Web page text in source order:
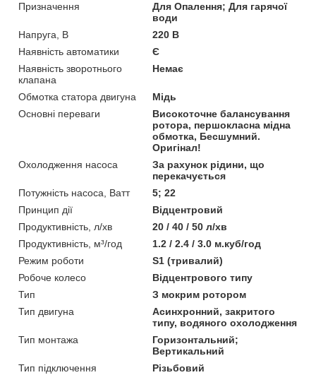
Призначення
Для Опалення; Для гарячої
води
Напруга, В
220 В
Наявність автоматики
Є
Наявність зворотнього
клапана
Немає
Обмотка статора двигуна
Мідь
Основні переваги
Високоточне балансування
ротора, першокласна мідна
обмотка, Бесшумний.
Оригінал!
Охолодження насоса
За рахунок рідини, що
перекачується
Потужність насоса, Ватт
5; 22
Принцип дії
Відцентровий
Продуктивність, л/хв
20 / 40 / 50 л/хв
Продуктивність, м³/год
1.2 / 2.4 / 3.0 м.куб/год
Режим роботи
S1 (тривалий)
Робоче колесо
Відцентрового типу
Тип
З мокрим ротором
Тип двигуна
Асинхронний, закритого
типу, водяного охолодження
Тип монтажа
Горизонтальний;
Вертикальний
Тип підключення
Різьбовий